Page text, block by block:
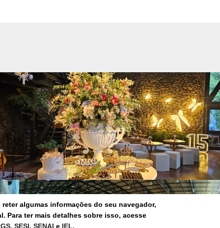
algumas informações do seu navegador,
Para ter mais detalhes sobre isso, acesse
,SESI,SENAIe IEL.